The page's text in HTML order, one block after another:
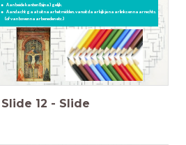
Aan beide kanten (bijna) gelijk.
Aandacht gaat uit naar het midden, vanuit daar kijk je naar links en naar rechts.
(of van boven naar beneden etc.)
Slide 12 - Slide